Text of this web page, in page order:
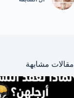
مقالات مشابهة